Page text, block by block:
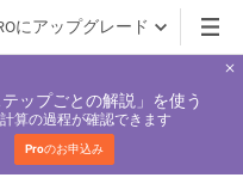
にアップグレード
ップごとの解説」を使う
算の過程が確認できます
Proのお申込み